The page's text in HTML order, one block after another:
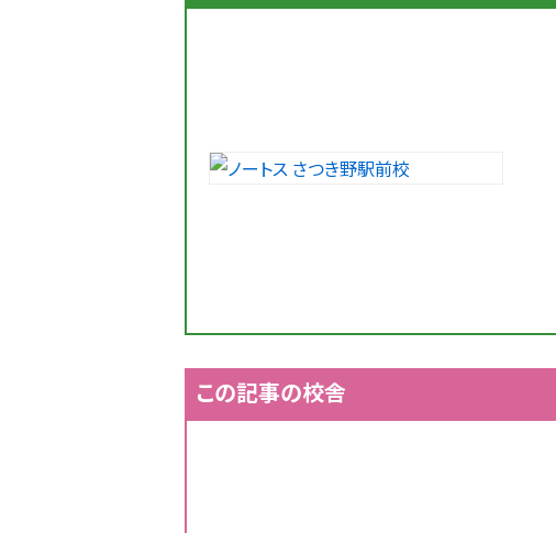
この記事の校舎